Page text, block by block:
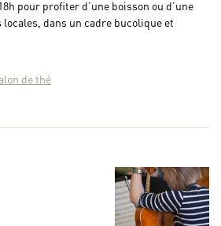
pour profiter d’une boisson ou d’une
dans un cadre bucolique et
de thé
l’article